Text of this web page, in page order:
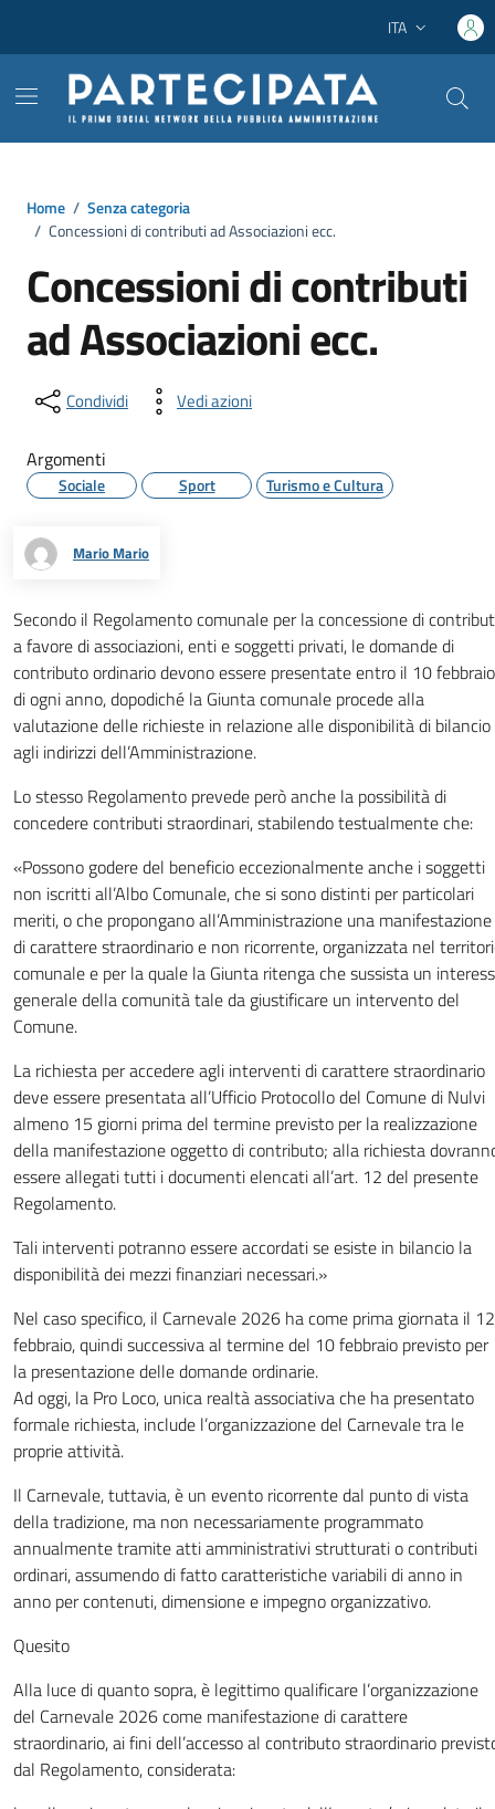
Lingua attiva:
ITA
Home / Senza categoria
/ Concessioni di contributi ad Associazioni ecc.
Concessioni di contributi
ad Associazioni ecc.
Condividi Vedi azioni
Argomenti
Sociale Sport Turismo e Cultura
Mario Mario
Secondo il Regolamento comunale per la concessione di
a favore di associazioni, enti e soggetti privati, le domande di
contributo ordinario devono essere presentate entro il 10 febbraio
di ogni anno, dopodiché la Giunta comunale procede alla
valutazione delle richieste in relazione alle disponibilità di bilancio
agli indirizzi dell’Amministrazione.
Lo stesso Regolamento prevede però anche la possibilità di
concedere contributi straordinari, stabilendo testualmente che:
«Possono godere del beneficio eccezionalmente anche i soggetti
non iscritti all’Albo Comunale, che si sono distinti per particolari
meriti, o che propongano all’Amministrazione una manifestazione
di carattere straordinario e non ricorrente, organizzata nel
comunale e per la quale la Giunta ritenga che sussista un
generale della comunità tale da giustificare un intervento del
Comune.
La richiesta per accedere agli interventi di carattere straordinario
deve essere presentata all’Ufficio Protocollo del Comune di Nulvi
almeno 15 giorni prima del termine previsto per la realizzazione
della manifestazione oggetto di contributo; alla richiesta
essere allegati tutti i documenti elencati all’art. 12 del presente
Regolamento.
Tali interventi potranno essere accordati se esiste in bilancio la
disponibilità dei mezzi finanziari necessari.»
Nel caso specifico, il Carnevale 2026 ha come prima giornata il 12
febbraio, quindi successiva al termine del 10 febbraio previsto per
la presentazione delle domande ordinarie.
Ad oggi, la Pro Loco, unica realtà associativa che ha presentato
formale richiesta, include l’organizzazione del Carnevale tra le
proprie attività.
Il Carnevale, tuttavia, è un evento ricorrente dal punto di vista
della tradizione, ma non necessariamente programmato
annualmente tramite atti amministrativi strutturati o contributi
ordinari, assumendo di fatto caratteristiche variabili di anno in
anno per contenuti, dimensione e impegno organizzativo.
Quesito
Alla luce di quanto sopra, è legittimo qualificare l’organizzazione
del Carnevale 2026 come manifestazione di carattere
straordinario, ai fini dell’accesso al contributo straordinario
dal Regolamento, considerata: